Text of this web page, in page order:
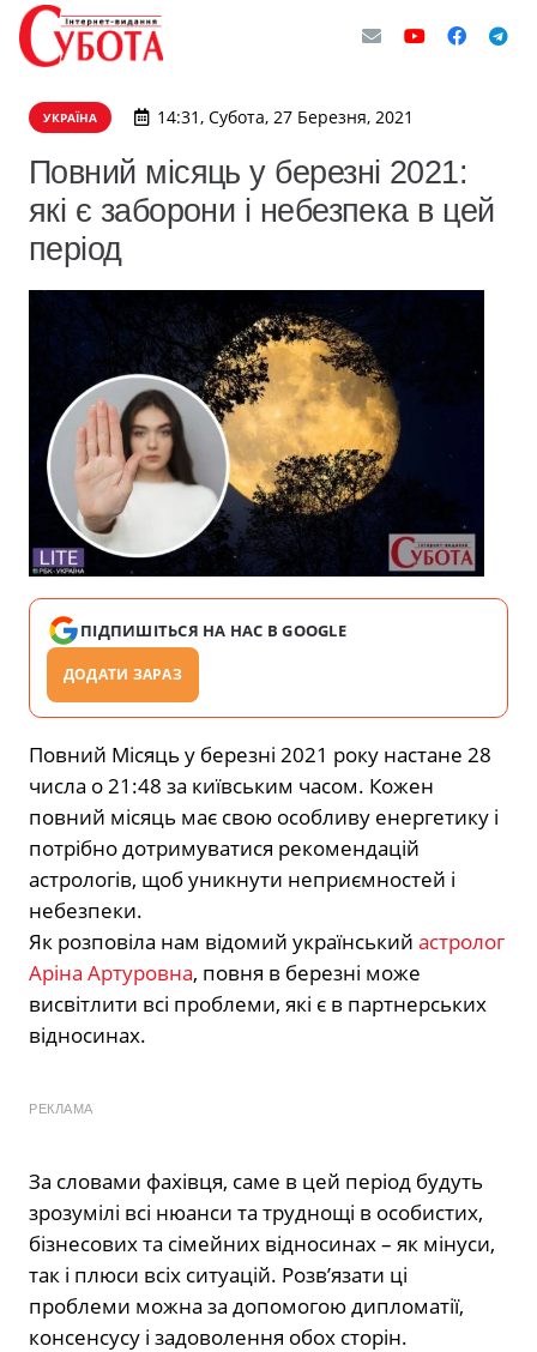
УКРАЇНА 14:31, Субота, 27 Березня, 2021
Повний місяць у березні 2021:
які є заборони і небезпека в цей
період
ПІДПИШІТЬСЯ НА НАС В GOOGLE
ДОДАТИ ЗАРАЗ
Повний Місяць у березні 2021 року настане 28
числа о 21:48 за київським часом. Кожен
повний місяць має свою особливу енергетику і
потрібно дотримуватися рекомендацій
астрологів, щоб уникнути неприємностей і
небезпеки.
Як розповіла нам відомий український астролог
Аріна Артуровна, повня в березні може
висвітлити всі проблеми, які є в партнерських
відносинах.
РЕКЛАМА
За словами фахівця, саме в цей період будуть
зрозумілі всі нюанси та труднощі в особистих,
бізнесових та сімейних відносинах – як мінуси,
так і плюси всіх ситуацій. Розв’язати ці
проблеми можна за допомогою дипломатії,
консенсусу і задоволення обох сторін.